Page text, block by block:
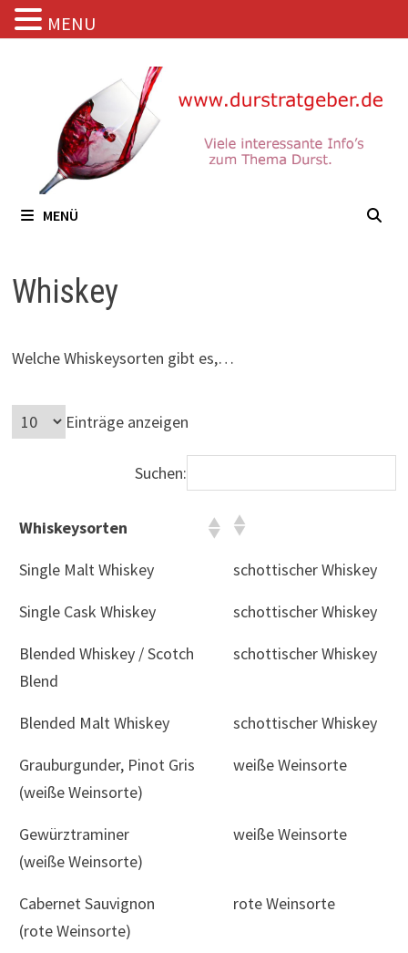
MENÜ
Whiskey
Welche Whiskeysorten gibt es,…
Einträge anzeigen
Suchen:
Whiskeysorten
Single Malt Whiskey
schottischer Whiskey
Single Cask Whiskey
schottischer Whiskey
Blended Whiskey / Scotch
Blend
schottischer Whiskey
Blended Malt Whiskey
schottischer Whiskey
Grauburgunder, Pinot Gris
(weiße Weinsorte)
weiße Weinsorte
Gewürztraminer
(weiße Weinsorte)
weiße Weinsorte
Cabernet Sauvignon
(rote Weinsorte)
rote Weinsorte
MENU